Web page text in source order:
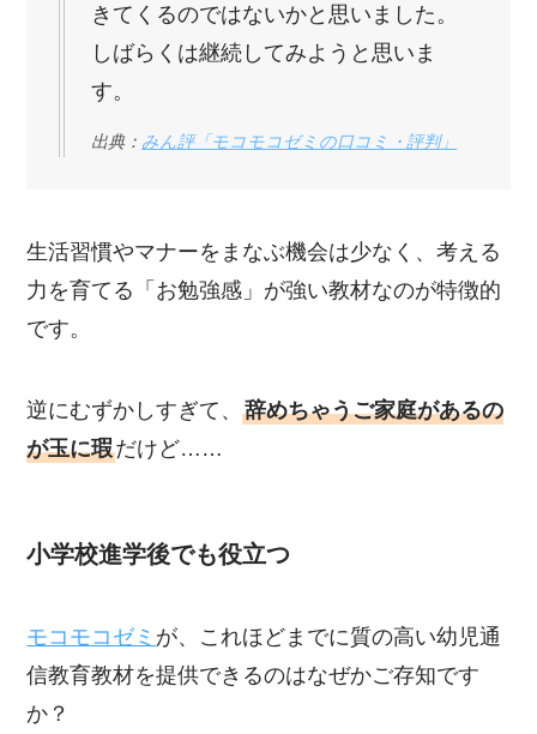
きてくるのではないかと思いました。
しばらくは継続してみようと思いま
す。
出典： みん評「モコモコゼミの口コミ・評判」
生活習慣やマナーをまなぶ機会は少なく、考える
力を育てる「お勉強感」が強い教材なのが特徴的
です。
逆にむずかしすぎて、辞めちゃうご家庭があるの
が玉に瑕だけど……
小学校進学後でも役立つ
モコモコゼミ が、これほどまでに質の高い幼児通
信教育教材を提供できるのはなぜかご存知です
か？